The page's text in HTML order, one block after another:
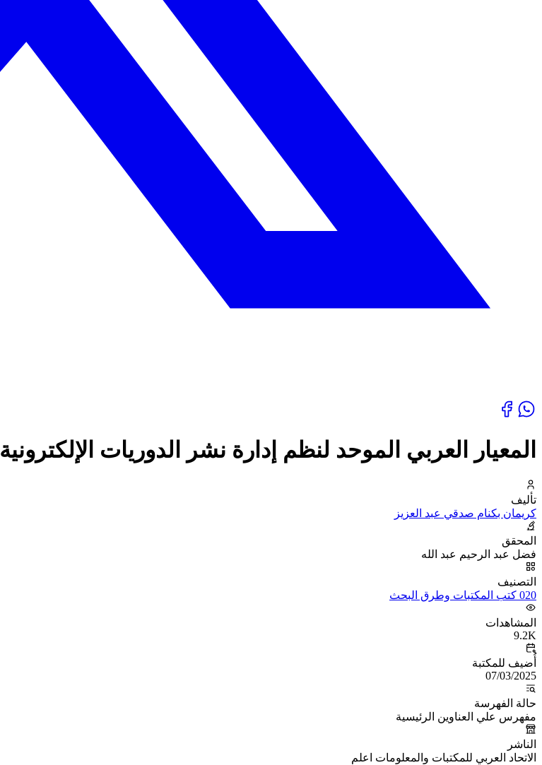
المعيار العربي الموحد لنظم إدارة نشر الدوريات الإلكترونية
تأليف
كريمان بكنام صدقي عبد العزيز
المحقق
فضل عبد الرحيم عبد الله
التصنيف
020 كتب المكتبات وطرق البحث
المشاهدات
9.2K
أُضيف للمكتبة
07/03/2025
حالة الفهرسة
مفهرس علي العناوين الرئيسية
الناشر
الاتحاد العربي للمكتبات والمعلومات اعلم